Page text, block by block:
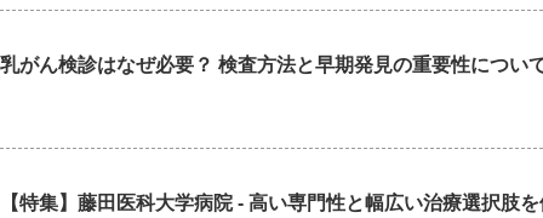
乳がん検診はなぜ必要？ 検査方法と早期発見の重要性につい
【特集】藤田医科大学病院 - 高い専門性と幅広い治療選択肢